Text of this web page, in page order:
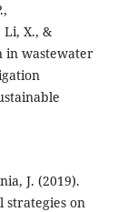
Li, X., &
in wastewater
J. (2019).
on